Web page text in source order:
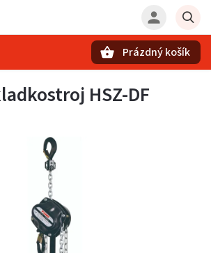
Prázdný košík
HSZ-DF​